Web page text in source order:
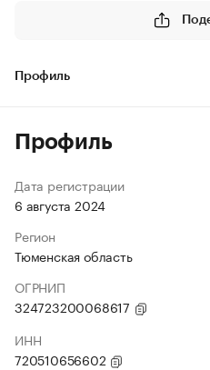
Профиль
Профиль
Дата регистрации
6 августа 2024
Регион
Тюменская область
ОГРНИП
324723200068617
ИНН
720510656602